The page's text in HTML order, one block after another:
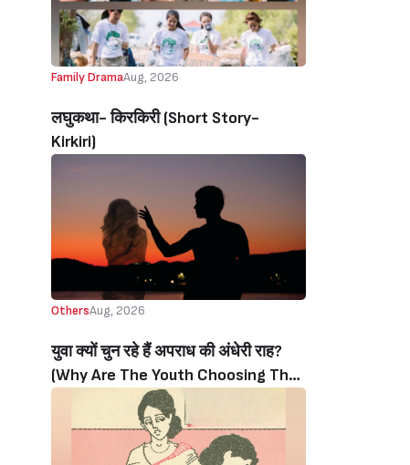
Family DramaAug, 2026
लघुकथा- किरकिरी (Short Story-
Kirkiri)
OthersAug, 2026
युवा क्यों चुन रहे हैं अपराध की अंधेरी राह?
(Why Are The Youth Choosing The
Dark Path Of Crime?)